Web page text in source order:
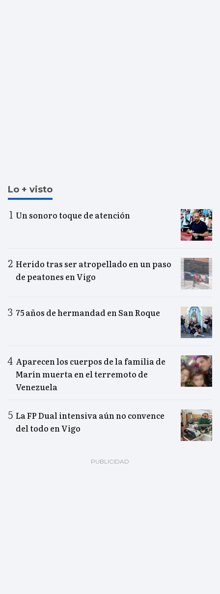
Lo + visto
Un sonoro toque de atención
Herido tras ser atropellado en un paso
de peatones en Vigo
75 años de hermandad en San Roque
Aparecen los cuerpos de la familia de
Marín muerta en el terremoto de
Venezuela
La FP Dual intensiva aún no convence
del todo en Vigo